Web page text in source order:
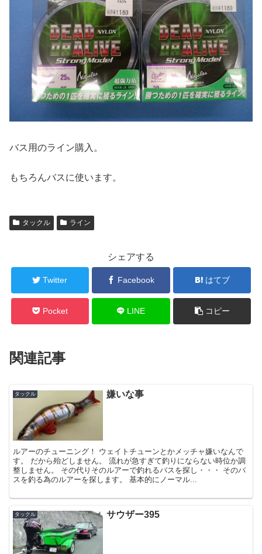
バス用のライン購入。
もちろんバスに使います。
タックル ライン
シェアする
Twitter Facebook はてブ
Pocket LINE コピー
関連記事
タックル 嫌いな事
ルアーのチューニング！ ウェイトチューンとかメッチャ嫌いなんで
す。 だから殆どしません。 流れが急すぎて釣りにならない時位か調
整しません。 その代りそのルアーで釣れるバスを探し・・・ そのバ
スを釣る為のルアーを探します。 基本的にノーマル...
タックル サウザー395